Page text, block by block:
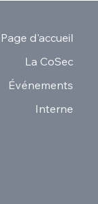
Page d'accueil
La CoSec
Événements
Interne